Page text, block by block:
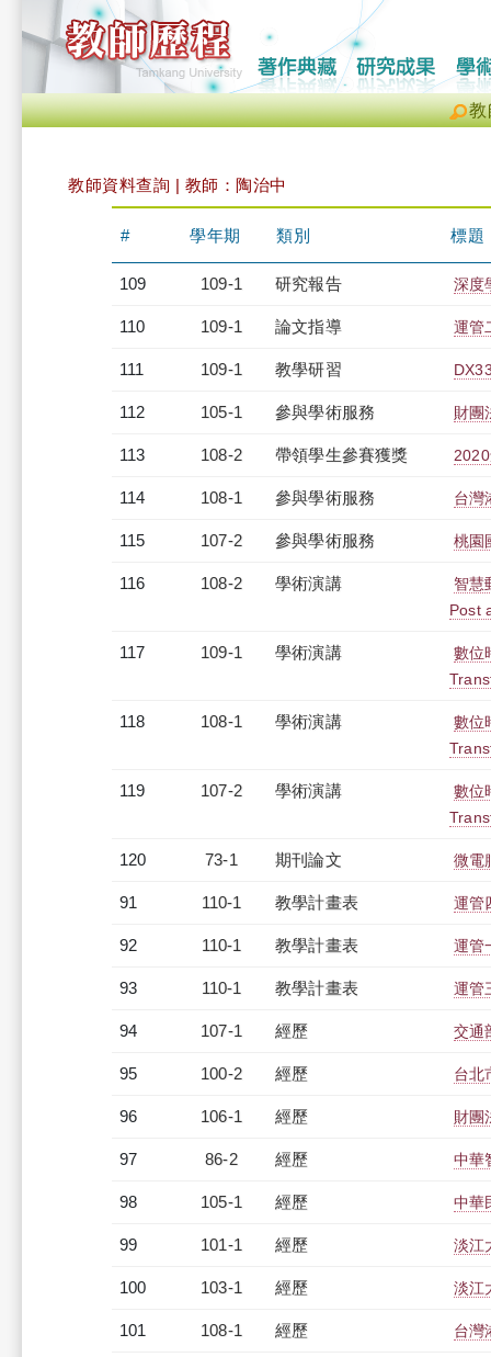
教
教師資料查詢 | 教師：陶治中
# 學年期 類別 標題
109 109-1 研究報告 深度
110 109-1 論文指導 運管
111 109-1 教學研習
112 105-1 參與學術服務 財團
113 108-2 帶領學生參賽獲獎
114 108-1 參與學術服務 台灣
115 107-2 參與學術服務 桃園
116 108-2 學術演講
智慧
Post
117 109-1 學術演講
數位
118 108-1 學術演講
數位
119 107-2 學術演講
數位
120 73-1 期刊論文 微電
91 110-1 教學計畫表 運管
92 110-1 教學計畫表 運管
93 110-1 教學計畫表 運管
94 107-1 經歷 交通
95 100-2 經歷 台北
96 106-1 經歷 財團
97 86-2 經歷 中華
98 105-1 經歷 中華
99 101-1 經歷 淡江
100 103-1 經歷 淡江
101 108-1 經歷 台灣